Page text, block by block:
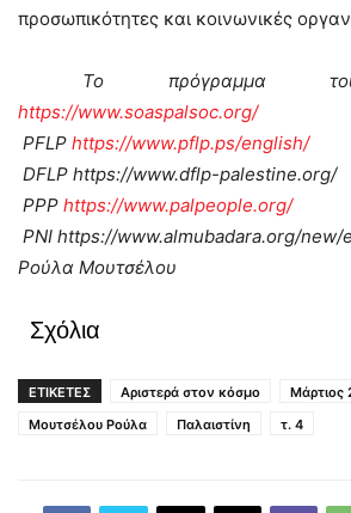
προσωπικότητες και κοινωνικές
Το πρόγραμμα του
https://www.soaspalsoc.org/
PFLP https://www.pflp.ps/english/
DFLP https://www.dflp-palestine.org/
PPP https://www.palpeople.org/
PNI https://www.almubadara.org/new/
Ρούλα Μουτσέλου
Σχόλια
ΕΤΙΚΕΤΕΣ Αριστερά στον κόσμο
Μάρτιος
Μουτσέλου Ρούλα
Παλαιστίνη τ. 4